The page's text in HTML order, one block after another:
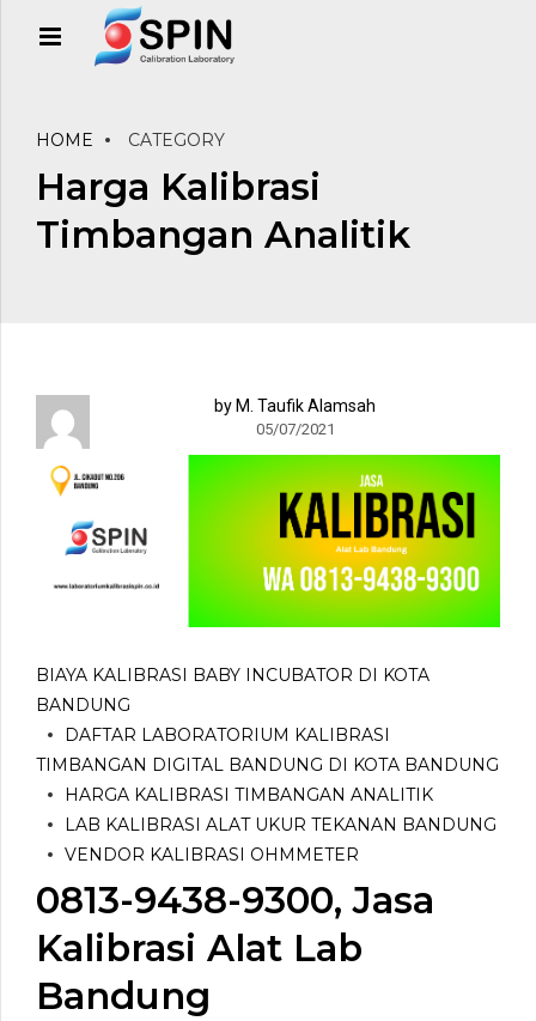
HOME CATEGORY
Harga Kalibrasi
Timbangan Analitik
by M. Taufik Alamsah
05/07/2021
BIAYA KALIBRASI BABY INCUBATOR DI KOTA
BANDUNG
DAFTAR LABORATORIUM KALIBRASI
TIMBANGAN DIGITAL BANDUNG DI KOTA BANDUNG
HARGA KALIBRASI TIMBANGAN ANALITIK
LAB KALIBRASI ALAT UKUR TEKANAN BANDUNG
VENDOR KALIBRASI OHMMETER
0813-9438-9300, Jasa
Kalibrasi Alat Lab
Bandung